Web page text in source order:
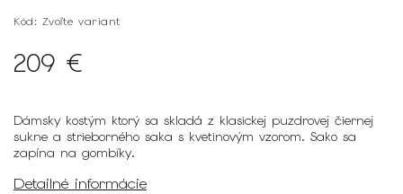
Kód: Zvoľte variant
209 €
Dámsky kostým ktorý sa skladá z klasickej puzdrovej čiernej
sukne a strieborného saka s kvetinovým vzorom. Sako sa
zapína na gombíky.
Detailné informácie